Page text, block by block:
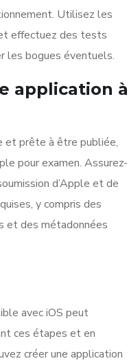
Utilisez les
effectuez des tests
les bogues éventuels.
application à
et prête à être publiée,
pour examen. Assurez-
d’Apple et de
y compris des
et des métadonnées
avec iOS peut
ces étapes et en
créer une application